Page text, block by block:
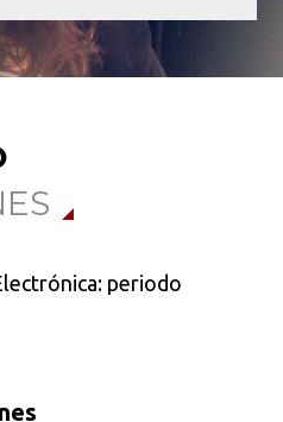
periodo